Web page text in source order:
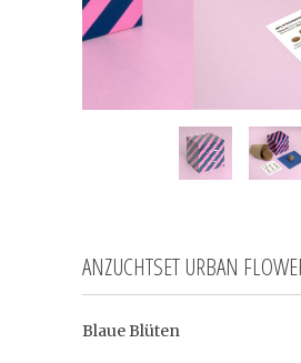
ANZUCHTSET URBAN
Blaue Blüten